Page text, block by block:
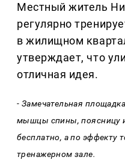
Местный житель
регулярно
в жилищном
утверждает, что
отличная идея.
- Замечательная
мышцы спины, поясницу
бесплатно, а по эффекту
тренажерном зале.